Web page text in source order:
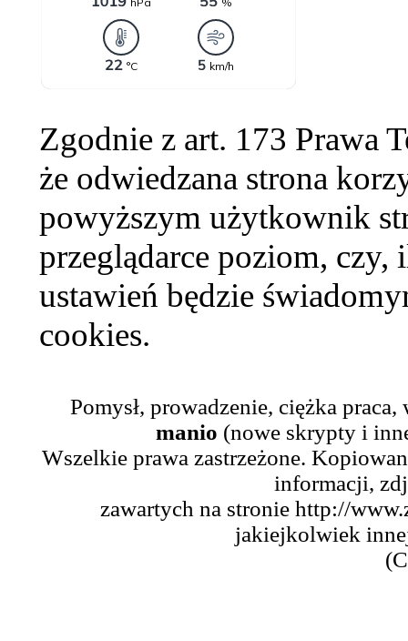
Zgodnie z art. 173 Prawa
że odwiedzana strona
powyższym użytkownik
przeglądarce poziom,
ustawień będzie
cookies.
Pomysł, prowadzenie, ciężka
manio (nowe skrypty i
Wszelkie prawa zastrzeżone.
informacji,
zawartych na stronie http://
jakiejkolwiek